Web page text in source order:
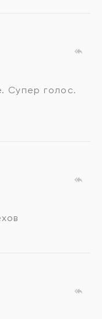
Супер голос.